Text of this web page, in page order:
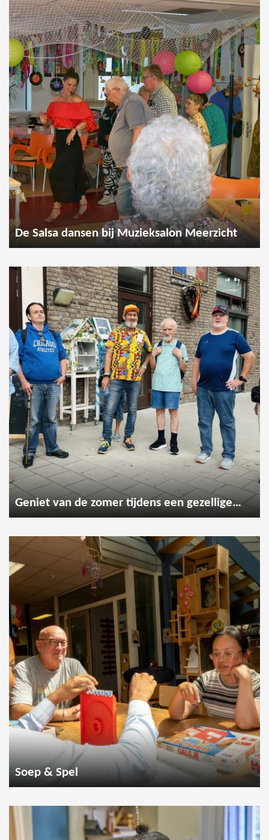
De Salsa dansen bij Muzieksalon Meerzicht
Geniet van de zomer tijdens een gezellige wandeling
Soep & Spel